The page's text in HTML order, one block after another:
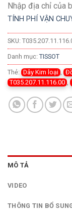
Nhập địa chỉ của
TÍNH PHÍ VẬN
SKU:
Danh mục: TISSOT
Thẻ: Dây Kim loại
T035.207.11.116.00
MÔ TẢ
VIDEO
THÔNG TIN BỔ